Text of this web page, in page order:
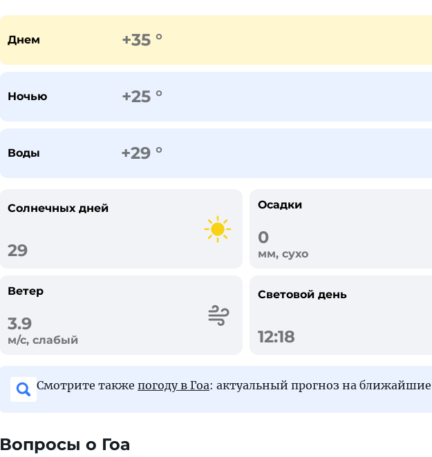
Днем +35 °
Ночью +25 °
Воды +29 °
Солнечных дней
29
Осадки
0
мм, сухо
Ветер
3.9
м/с, слабый
Световой день
12:18
Смотрите также погоду в Гоа: актуальный прогноз на
Вопросы о Гоа